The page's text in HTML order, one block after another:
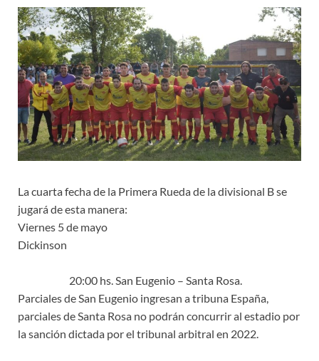
La cuarta fecha de la Primera Rueda de la divisional B se
jugará de esta manera:
Viernes 5 de mayo
Dickinson
20:00 hs. San Eugenio – Santa Rosa.
Parciales de San Eugenio ingresan a tribuna España,
parciales de Santa Rosa no podrán concurrir al estadio por
la sanción dictada por el tribunal arbitral en 2022.